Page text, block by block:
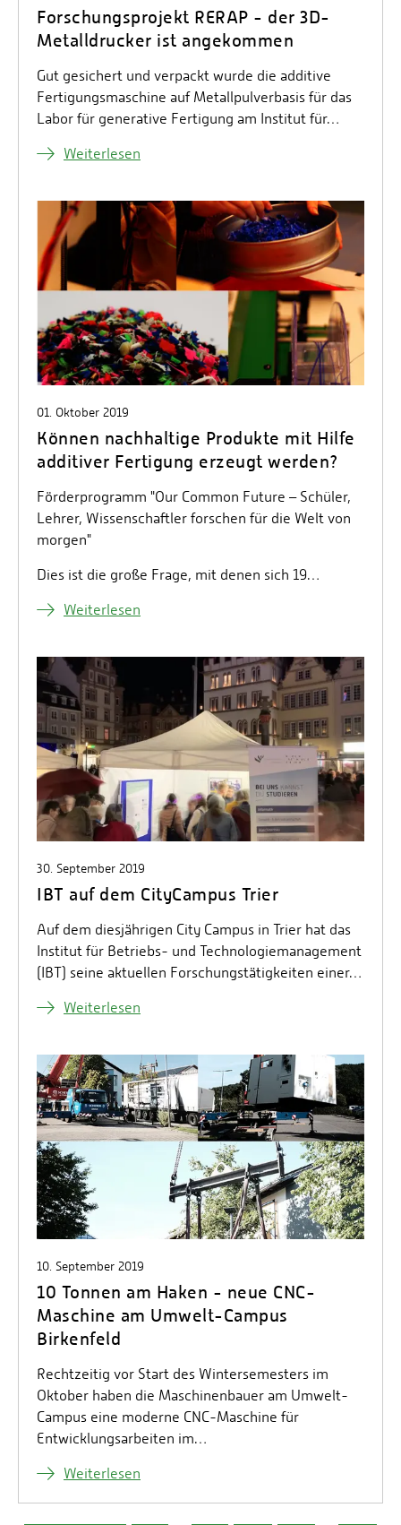
Forschungsprojekt RERAP - der 3D-
Metalldrucker ist angekommen
Gut gesichert und verpackt wurde die additive
Fertigungsmaschine auf Metallpulverbasis für das
Labor für generative Fertigung am Institut für…
Weiterlesen
01. Oktober 2019
Können nachhaltige Produkte mit Hilfe
additiver Fertigung erzeugt werden?
Förderprogramm "Our Common Future – Schüler,
Lehrer, Wissenschaftler forschen für die Welt von
morgen"
Dies ist die große Frage, mit denen sich 19…
Weiterlesen
30. September 2019
IBT auf dem CityCampus Trier
Auf dem diesjährigen City Campus in Trier hat das
Institut für Betriebs- und Technologiemanagement
(IBT) seine aktuellen Forschungstätigkeiten einer…
Weiterlesen
10. September 2019
10 Tonnen am Haken - neue CNC-
Maschine am Umwelt-Campus
Birkenfeld
Rechtzeitig vor Start des Wintersemesters im
Oktober haben die Maschinenbauer am Umwelt-
Campus eine moderne CNC-Maschine für
Entwicklungsarbeiten im…
Weiterlesen